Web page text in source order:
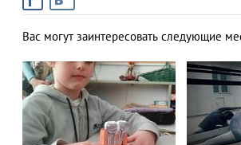
Вас могут заинтересовать следующие